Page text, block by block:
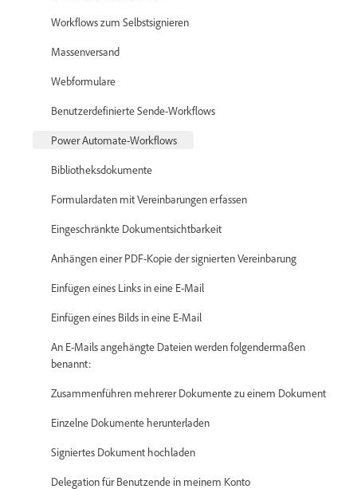
Workflows zum Selbstsignieren
Massenversand
Webformulare
Benutzerdefinierte Sende-Workflows
Power Automate-Workflows
Bibliotheksdokumente
Formulardaten mit Vereinbarungen erfassen
Eingeschränkte Dokumentsichtbarkeit
Anhängen einer PDF-Kopie der signierten Vereinbarung
Einfügen eines Links in eine E-Mail
Einfügen eines Bilds in eine E-Mail
An E-Mails angehängte Dateien werden folgendermaßen
benannt:
Zusammenführen mehrerer Dokumente zu einem Dokument
Einzelne Dokumente herunterladen
Signiertes Dokument hochladen
Delegation für Benutzende in meinem Konto